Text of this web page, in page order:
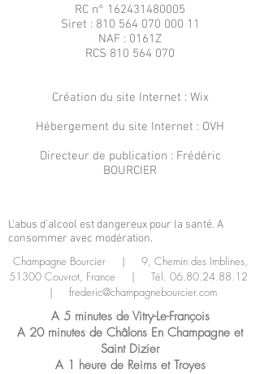
RC n° 162431480005
Siret : 810 564 070 000 11
NAF : 0161Z
RCS 810 564 070
Création du site Internet : Wix
Hébergement du site Internet : OVH
Directeur de publication : Frédéric
BOURCIER
L'abus d'alcool est dangereux pour la santé. A
consommer avec modération.
Champagne Bourcier | 9, Chemin des Imblines,
51300 Couvrot, France | Tél. 06.80.24.88.12
| frederic@champagnebourcier.com
A 5 minutes de Vitry-Le-François
A 20 minutes de Châlons En Champagne et
Saint Dizier
A 1 heure de Reims et Troyes